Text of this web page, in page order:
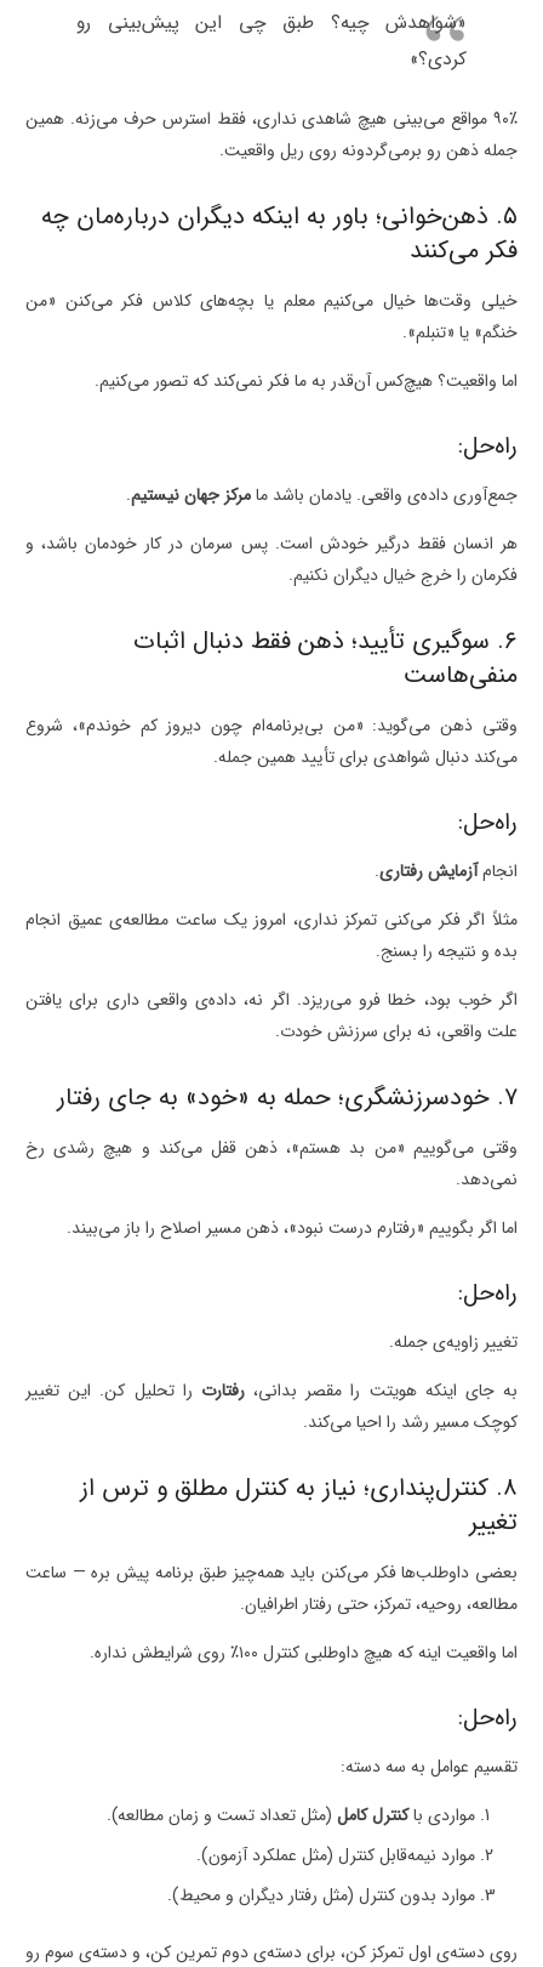
«شواهدش چیه؟ طبق چی این پیش‌بینی رو
کردی؟»
۹۰٪ مواقع می‌بینی هیچ شاهدی نداری، فقط استرس حرف می‌زنه. همین
جمله ذهن رو برمی‌گردونه روی ریل واقعیت.
۵. ذهن‌خوانی؛ باور به اینکه دیگران درباره‌مان چه
فکر می‌کنند
خیلی وقت‌ها خیال می‌کنیم معلم یا بچه‌های کلاس فکر می‌کنن «من
خنگم» یا «تنبلم».
اما واقعیت؟ هیچ‌کس آن‌قدر به ما فکر نمی‌کند که تصور می‌کنیم.
راه‌حل:
جمع‌آوری داده‌ی واقعی. یادمان باشد مامرکز جهان نیستیم.
هر انسان فقط درگیر خودش است. پس سرمان در کار خودمان باشد، و
فکرمان را خرج خیال دیگران نکنیم.
۶. سوگیری تأیید؛ ذهن فقط دنبال اثبات
منفی‌هاست
وقتی ذهن می‌گوید: «من بی‌برنامه‌ام چون دیروز کم خوندم»، شروع
می‌کند دنبال شواهدی برای تأیید همین جمله.
راه‌حل:
انجامآزمایش رفتاری.
مثلاً اگر فکر می‌کنی تمرکز نداری، امروز یک ساعت مطالعه‌ی عمیق انجام
بده و نتیجه را بسنج.
اگر خوب بود، خطا فرو می‌ریزد. اگر نه، داده‌ی واقعی داری برای یافتن
علت واقعی، نه برای سرزنش خودت.
۷. خودسرزنشگری؛ حمله به «خود» به جای رفتار
وقتی می‌گوییم «من بد هستم»، ذهن قفل می‌کند و هیچ رشدی رخ
نمی‌دهد.
اما اگر بگوییم «رفتارم درست نبود»، ذهن مسیر اصلاح را باز می‌بیند.
راه‌حل:
تغییر زاویه‌ی جمله.
به جای اینکه هویتت را مقصر بدانی،رفتارت را تحلیل کن. این تغییر
کوچک مسیر رشد را احیا می‌کند.
۸. کنترل‌پنداری؛ نیاز به کنترل مطلق و ترس از
تغییر
بعضی داوطلب‌ها فکر می‌کنن باید همه‌چیز طبق برنامه پیش بره — ساعت
مطالعه، روحیه، تمرکز، حتی رفتار اطرافیان.
اما واقعیت اینه که هیچ داوطلبی کنترل ۱۰۰٪ روی شرایطش نداره.
راه‌حل:
تقسیم عوامل به سه دسته:
مواردی باکنترل کامل (مثل تعداد تست و زمان مطالعه).
موارد نیمه‌قابل کنترل (مثل عملکرد آزمون).
موارد بدون کنترل (مثل رفتار دیگران و محیط).
روی دسته‌ی اول تمرکز کن، برای دسته‌ی دوم تمرین کن، و دسته‌ی سوم رو